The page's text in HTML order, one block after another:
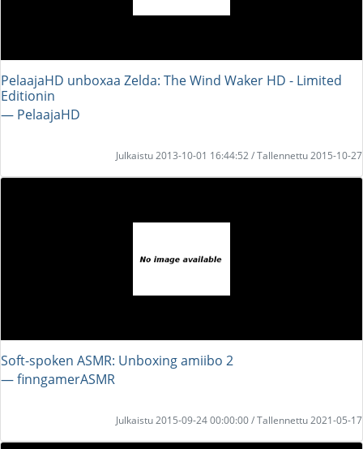
PelaajaHD unboxaa Zelda: The Wind Waker HD - Limited
Editionin
― PelaajaHD
Julkaistu 2013-10-01 16:44:52 / Tallennettu 2015-10-27
Soft-spoken ASMR: Unboxing amiibo 2
― finngamerASMR
Julkaistu 2015-09-24 00:00:00 / Tallennettu 2021-05-17